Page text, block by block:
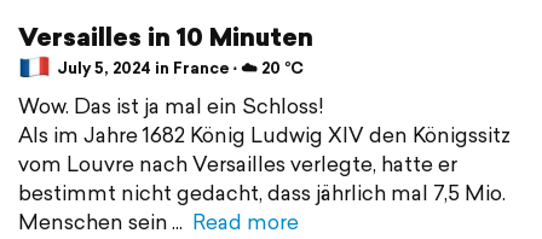
Versailles in 10 Minuten
July 5, 2024 in France ⋅ ☁️ 20 °C
Wow. Das ist ja mal ein Schloss!
Als im Jahre 1682 König Ludwig XIV den Königssitz
vom Louvre nach Versailles verlegte, hatte er
bestimmt nicht gedacht, dass jährlich mal 7,5 Mio.
Menschen sein
Read more